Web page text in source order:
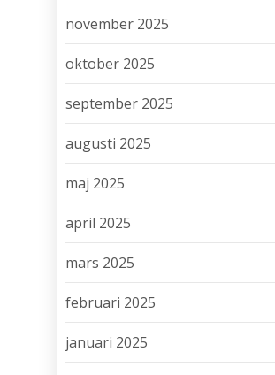
november 2025
oktober 2025
september 2025
augusti 2025
maj 2025
april 2025
mars 2025
februari 2025
januari 2025